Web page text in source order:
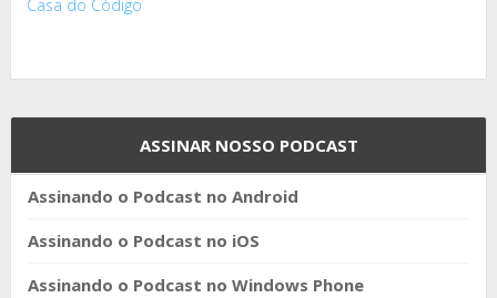
Casa do Código
ASSINAR NOSSO PODCAST
Assinando o Podcast no Android
Assinando o Podcast no iOS
Assinando o Podcast no Windows Phone